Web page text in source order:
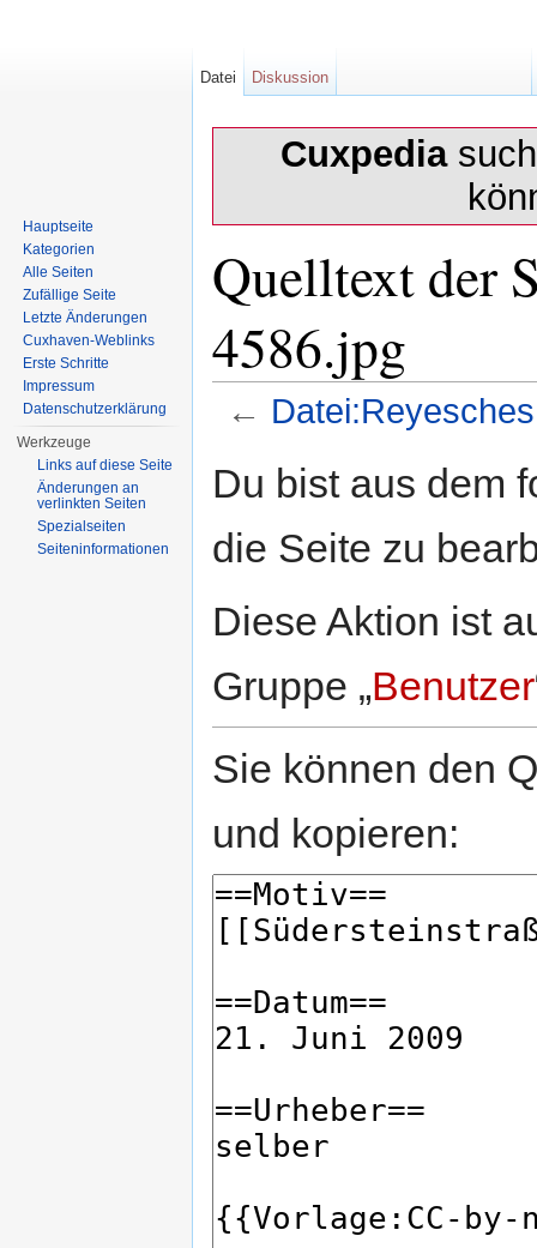
Cuxpedia
Quelltext der
4586.jpg
←
Du bist aus dem
die Seite zu
Diese Aktion ist
Gruppe „Benutzer
Sie können den
und kopieren:
Datei Diskussion
Hauptseite
Kategorien
Alle Seiten
Zufällige Seite
Letzte Änderungen
Cuxhaven-Weblinks
Erste Schritte
Impressum
Datenschutzerklärung
Werkzeuge
Links auf diese Seite
Änderungen an
verlinkten Seiten
Spezialseiten
Seiten­informationen